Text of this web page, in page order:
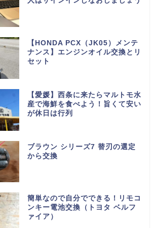
【HONDA PCX（JK05）メンテ
ナンス】エンジンオイル交換とリ
セット
【愛媛】西条に来たらマルトモ水
産で海鮮を食べよう！旨くて安い
が休日は行列
ブラウン シリーズ7 替刃の選定
から交換
簡単なので自分でできる！リモコ
ンキー電池交換（トヨタ ベルフ
ァイア）